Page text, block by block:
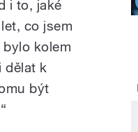
i to, jaké
co jsem
kolem
dělat k
být